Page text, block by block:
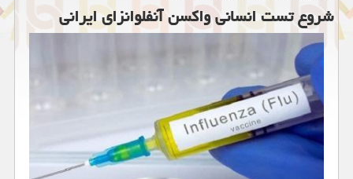
شروع تست انسانی واكسن آنفلوانزای ایرانی